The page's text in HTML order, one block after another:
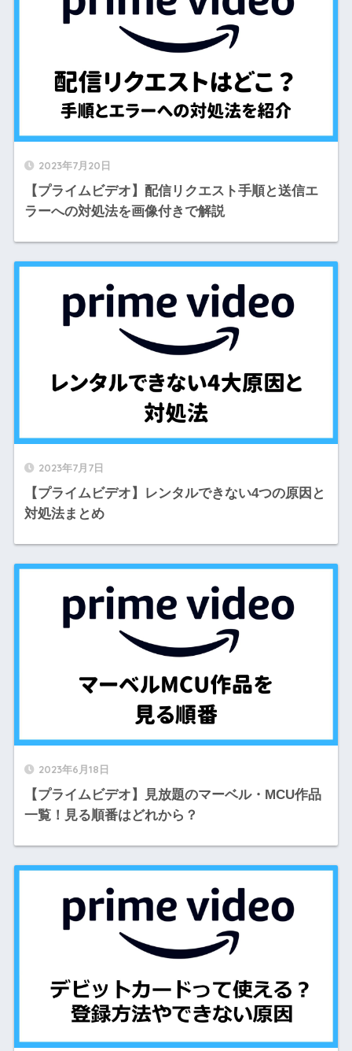
2023年7月20日
【プライムビデオ】配信リクエスト手順と送信エ
ラーへの対処法を画像付きで解説
2023年7月7日
【プライムビデオ】レンタルできない4つの原因と
対処法まとめ
2023年6月18日
【プライムビデオ】見放題のマーベル・MCU作品
一覧！見る順番はどれから？